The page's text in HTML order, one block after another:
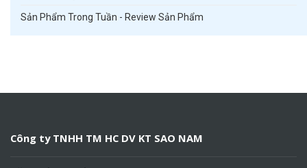
Sản Phẩm Trong Tuần - Review Sản Phẩm
Công ty TNHH TM HC DV KT SAO NAM